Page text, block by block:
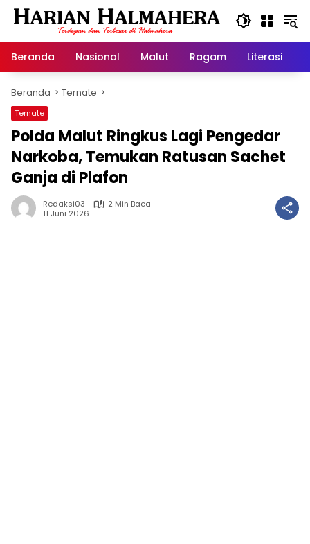
Langsung
Beranda
Nasional Malut Ragam Literasi
Beranda Ternate
Ternate
Polda Malut Ringkus Lagi Pengedar
Narkoba, Temukan Ratusan Sachet
Ganja di Plafon
Redaksi03
2 Min Baca
11 Juni 2026